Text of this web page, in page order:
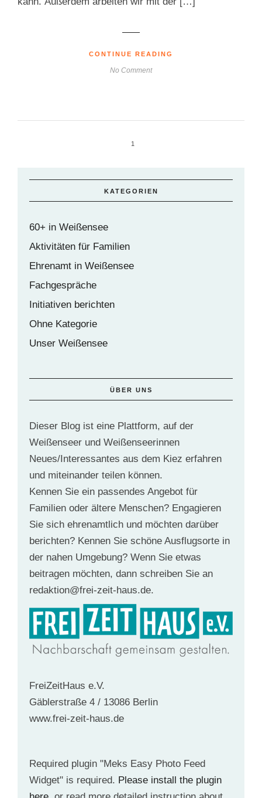
CONTINUE READING
No Comment
1
KATEGORIEN
60+ in Weißensee
Aktivitäten für Familien
Ehrenamt in Weißensee
Fachgespräche
Initiativen berichten
Ohne Kategorie
Unser Weißensee
ÜBER UNS
Dieser Blog ist eine Plattform, auf der
Weißenseer und Weißenseerinnen
Neues/Interessantes aus dem Kiez erfahren
und miteinander teilen können.
Kennen Sie ein passendes Angebot für
Familien oder ältere Menschen? Engagieren
Sie sich ehrenamtlich und möchten darüber
berichten? Kennen Sie schöne Ausflugsorte in
der nahen Umgebung? Wenn Sie etwas
beitragen möchten, dann schreiben Sie an
redaktion@frei-zeit-haus.de.
FreiZeitHaus e.V.
Gäblerstraße 4 / 13086 Berlin
www.frei-zeit-haus.de
Required plugin "Meks Easy Photo Feed
Widget" is required. Please install the plugin